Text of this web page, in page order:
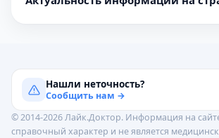
Нашли неточность?
Сообщить нам →
© 2014-2026 Лайк.Доктор. Информация на
справочный характер и не является